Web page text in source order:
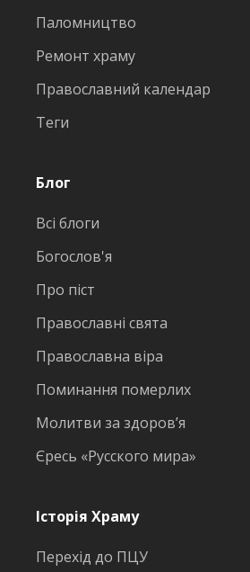
Паломництво
Ремонт храму
Православний календар
Теги
Блог
Всі блоги
Богослов'я
Про піст
Православні свята
Православна віра
Поминання померлих
Молитви за здоров’я
Єресь «Русского мира»
Історія Храму
Перехід до ПЦУ